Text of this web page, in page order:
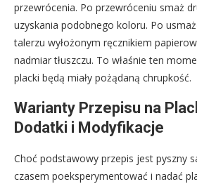
przewrócenia. Po przewróceniu smaż
uzyskania podobnego koloru. Po
talerzu wyłożonym ręcznikiem
nadmiar tłuszczu. To właśnie ten
placki będą miały pożądaną chrupkość.
Warianty Przepisu na
Dodatki i Modyfikacje
Choć podstawowy przepis jest pyszny
czasem poeksperymentować i nadać